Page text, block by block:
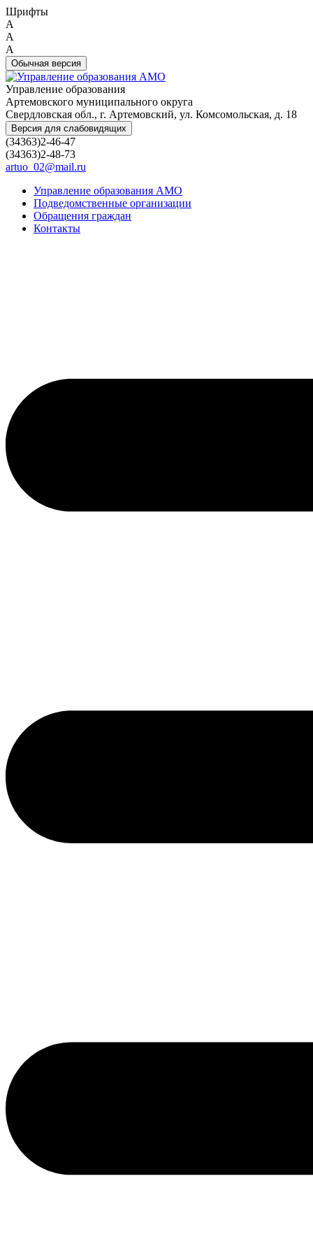
Шрифты
A
A
A
Обычная версия
Управление образования
Артемовского муниципального округа
Свердловская обл., г. Артемовский, ул. Комсомольская, д. 18
Версия для слабовидящих
(34363)2-46-47
(34363)2-48-73
artuo_02@mail.ru
Управление образования АМО
Подведомственные организации
Обращения граждан
Контакты